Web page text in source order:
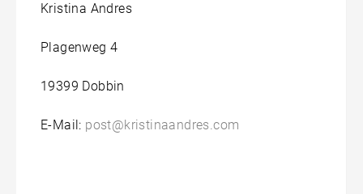
Kristina Andres
Plagenweg 4
19399 Dobbin
E-Mail: post@kristinaandres.com